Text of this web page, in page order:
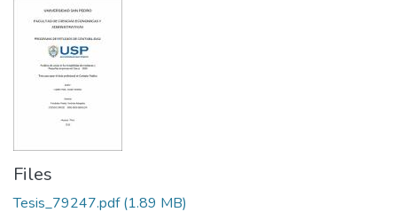
Files
Tesis_79247.pdf(1.89 MB)